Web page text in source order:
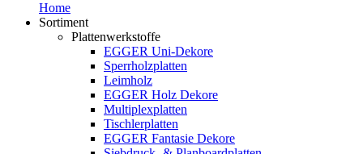
Home
Sortiment
Plattenwerkstoffe
EGGER Uni-Dekore
Sperrholzplatten
Leimholz
EGGER Holz Dekore
Multiplexplatten
Tischlerplatten
EGGER Fantasie Dekore